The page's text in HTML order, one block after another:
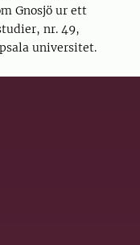
Gnosjö ur ett
nr. 49,
universitet.